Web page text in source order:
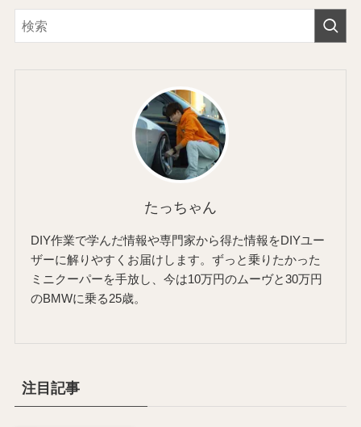
たっちゃん
DIY作業で学んだ情報や専門家から得た情報をDIYユー
ザーに解りやすくお届けします。ずっと乗りたかった
ミニクーパーを手放し、今は10万円のムーヴと30万円
のBMWに乗る25歳。
注目記事